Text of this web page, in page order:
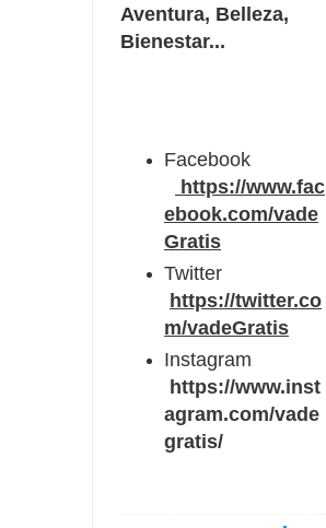
Aventura, Belleza,
Bienestar...
Facebook
https://www.fac
ebook.com/vade
Gratis
Twitter
https://twitter.co
m/vadeGratis
Instagram
https://www.inst
agram.com/vade
gratis/